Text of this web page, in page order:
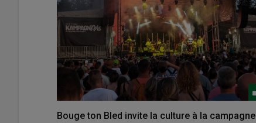
Bouge ton Bled invite la culture à la campagne